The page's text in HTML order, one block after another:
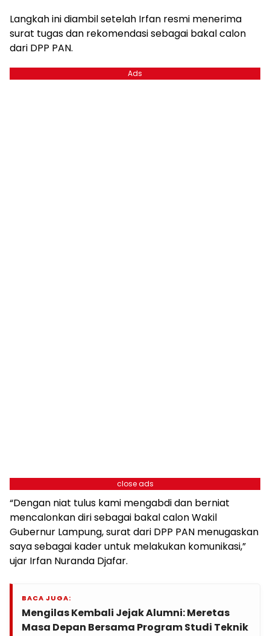
Langkah ini diambil setelah Irfan resmi menerima
surat tugas dan rekomendasi sebagai bakal calon
dari DPP PAN.
Ads
close ads
“Dengan niat tulus kami mengabdi dan berniat
mencalonkan diri sebagai bakal calon Wakil
Gubernur Lampung, surat dari DPP PAN menugaskan
saya sebagai kader untuk melakukan komunikasi,”
ujar Irfan Nuranda Djafar.
BACA JUGA:
Mengilas Kembali Jejak Alumni: Meretas
Masa Depan Bersama Program Studi Teknik